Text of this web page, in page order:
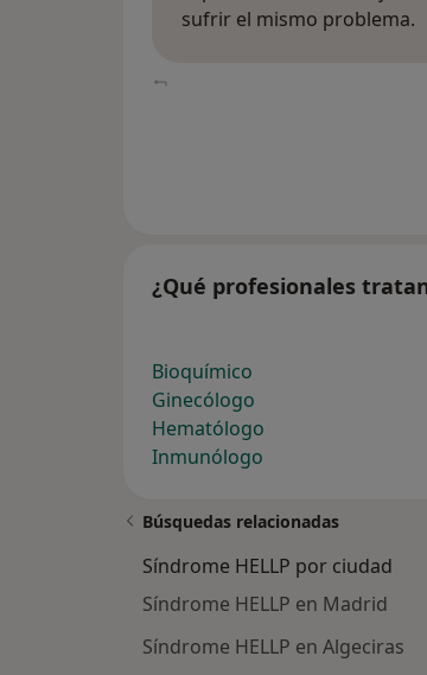
sufrir el mismo problema.
¿Qué profesionales
Bioquímico
Ginecólogo
Hematólogo
Inmunólogo
Búsquedas relacionadas
Síndrome HELLP por ciudad
Síndrome HELLP en Madrid
Síndrome HELLP en Algeciras